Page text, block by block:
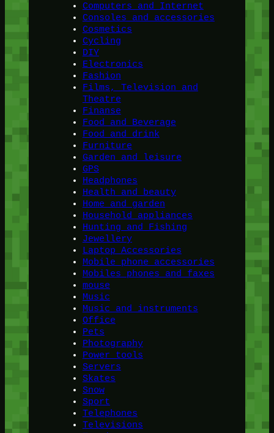
Computers and Internet
Consoles and accessories
Cosmetics
Cycling
DIY
Electronics
Fashion
Films, Television and
Theatre
Finanse
Food and Beverage
Food and drink
Furniture
Garden and leisure
GPS
Headphones
Health and beauty
Home and garden
Household appliances
Hunting and Fishing
Jewellery
Laptop Accessories
Mobile phone accessories
Mobiles phones and faxes
mouse
Music
Music and instruments
Office
Pets
Photography
Power tools
Servers
Skates
Snow
Sport
Telephones
Televisions